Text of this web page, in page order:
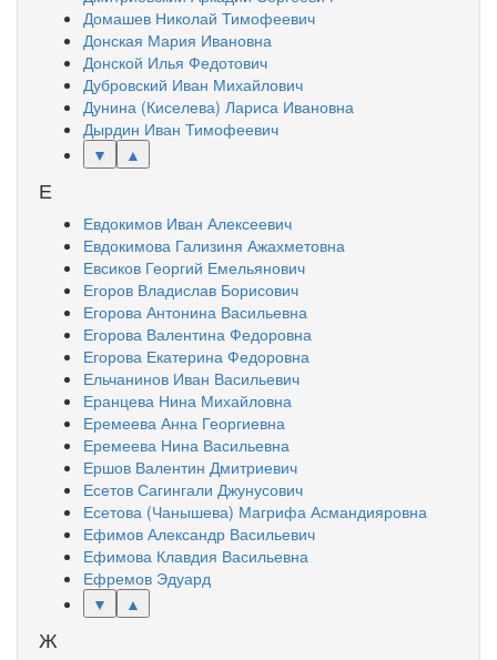
Домашев Николай Тимофеевич
Донская Мария Ивановна
Донской Илья Федотович
Дубровский Иван Михайлович
Дунина (Киселева) Лариса Ивановна
Дырдин Иван Тимофеевич
▼
▲
Е
Евдокимов Иван Алексеевич
Евдокимова Гализиня Ажахметовна
Евсиков Георгий Емельянович
Егоров Владислав Борисович
Егорова Антонина Васильевна
Егорова Валентина Федоровна
Егорова Екатерина Федоровна
Ельчанинов Иван Васильевич
Еранцева Нина Михайловна
Еремеева Анна Георгиевна
Еремеева Нина Васильевна
Ершов Валентин Дмитриевич
Есетов Сагингали Джунусович
Есетова (Чанышева) Магрифа Асмандияровна
Ефимов Александр Васильевич
Ефимова Клавдия Васильевна
Ефремов Эдуард
▼
▲
Ж